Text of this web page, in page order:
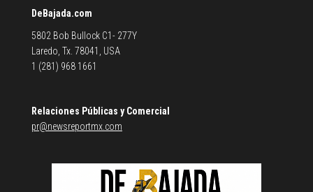
DeBajada.com
5802 Bob Bullock C1- 277Y
Laredo, Tx. 78041, USA
1 (281) 968 1661
Relaciones Públicas y Comercial
pr@newsreportmx.com